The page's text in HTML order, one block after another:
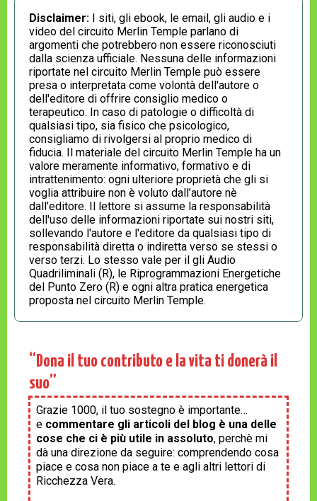
Disclaimer: I siti, gli ebook, le email, gli audio e i
video del circuito Merlin Temple parlano di
argomenti che potrebbero non essere riconosciuti
dalla scienza ufficiale. Nessuna delle informazioni
riportate nel circuito Merlin Temple può essere
presa o interpretata come volontà dell'autore o
dell'editore di offrire consiglio medico o
terapeutico. In caso di patologie o difficoltà di
qualsiasi tipo, sia fisico che psicologico,
consigliamo di rivolgersi al proprio medico di
fiducia. Il materiale del circuito Merlin Temple ha un
valore meramente informativo, formativo e di
intrattenimento: ogni ulteriore proprietà che gli si
voglia attribuire non è voluto dall’autore nè
dall’editore. Il lettore si assume la responsabilità
dell'uso delle informazioni riportate sui nostri siti,
sollevando l'autore e l'editore da qualsiasi tipo di
responsabilità diretta o indiretta verso se stessi o
verso terzi. Lo stesso vale per il gli Audio
Quadriliminali (R), le Riprogrammazioni Energetiche
del Punto Zero (R) e ogni altra pratica energetica
proposta nel circuito Merlin Temple.
“Dona il tuo contributo e la vita ti donerà il
suo”
Grazie 1000, il tuo sostegno è importante…
e commentare gli articoli del blog è una delle
cose che ci è più utile in assoluto, perchè mi
dà una direzione da seguire: comprendendo cosa
piace e cosa non piace a te e agli altri lettori di
Ricchezza Vera.